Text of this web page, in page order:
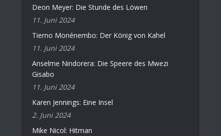
Deon Meyer: Die Stunde des Löwen
11. Juni 2024
Tierno Monénembo: Der König von Kahel
11. Juni 2024
Anselme Nindorera: Die Speere des Mwezi
Gisabo
11. Juni 2024
Karen Jennings: Eine Insel
2. Juni 2024
Mike Nicol: Hitman